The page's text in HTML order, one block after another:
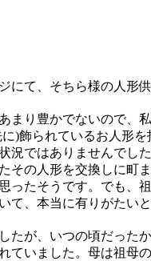
にて、そちら様の人形
り豊かでないので、
)飾られているお人形
況ではありませんでし
その人形を交換しに町
ったそうです。でも、
て、本当に有りがたいと
が、いつの頃だった
ていました。母は祖母